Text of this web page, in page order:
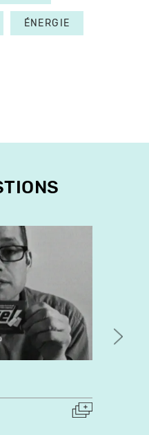
ÉNERGIE